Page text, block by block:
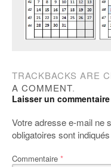
TRACKBACKS ARE
A COMMENT.
Laisser un commentaire
Votre adresse e-mail ne
obligatoires sont
Commentaire *